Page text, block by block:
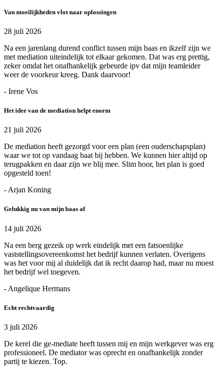
Van moeilijkheden vlot naar oplossingen
28 juli 2026
Na een jarenlang durend conflict tussen mijn baas en ikzelf zijn we
met mediation uiteindelijk tot elkaar gekomen. Dat was erg prettig,
zeker omdat het onafhankelijk gebeurde ipv dat mijn teamleider
weer de voorkeur kreeg. Dank daarvoor!
- Irene Vos
Het idee van de mediation helpt enorm
21 juli 2026
De mediation heeft gezorgd voor een plan (een ouderschapsplan)
waar we tot op vandaag baat bij hebben. We kunnen hier altijd op
terugpakken en daar zijn we blij mee. Slim hoor, het plan is goed
opgesteld toen!
- Arjan Koning
Gelukkig nu van mijn baas af
14 juli 2026
Na een berg gezeik op werk eindelijk met een fatsoenlijke
vaststellingsovereenkomst het bedrijf kunnen verlaten. Overigens
was het voor mij al duidelijk dat ik recht daarop had, maar nu moest
het bedrijf wel toegeven.
- Angelique Hermans
Echt rechtvaardig
3 juli 2026
De kerel die ge-mediate heeft tussen mij en mijn werkgever was erg
professioneel. De mediator was oprecht en onafhankelijk zonder
partij te kiezen. Top.